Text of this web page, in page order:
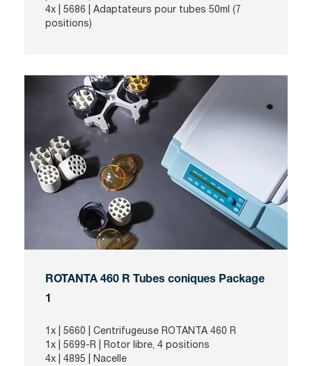
4x | 5686
| Adaptateurs pour tubes 50ml (7
positions)
ROTANTA 460 R Tubes coniques Package
1
1x | 5660 | Centrifugeuse ROTANTA 460 R
1x | 5699-R | Rotor libre, 4 positions
4x | 4895 | Nacelle